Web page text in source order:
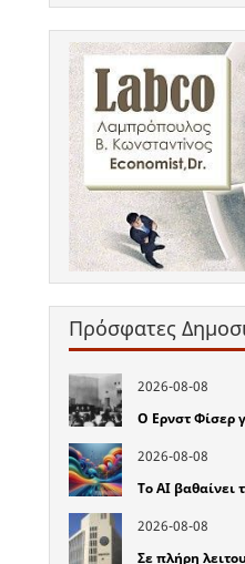
Πρόσφατες
2026-08-08
Ο Ερνστ Φίσερ
2026-08-08
Το ΑΙ βαθαίνει
2026-08-08
Σε πλήρη